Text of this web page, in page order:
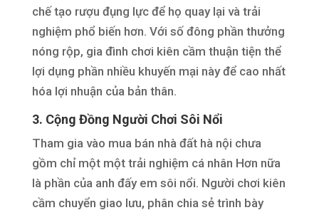
chế tạo rượu đụng lực để họ quay lại và trải
nghiệm phổ biến hơn. Với số đông phần thưởng
nóng rộp, gia đình chơi kiên cầm thuận tiện thể
lợi dụng phần nhiều khuyến mại này để cao nhất
hóa lợi nhuận của bản thân.
3. Cộng Đồng Người Chơi Sôi Nổi
Tham gia vào mua bán nhà đất hà nội chưa
gồm chỉ một một trải nghiệm cá nhân Hơn nữa
là phần của anh đấy em sôi nổi. Người chơi kiên
cầm chuyển giao lưu, phân chia sẻ trình bày